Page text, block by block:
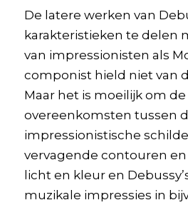
De latere werken van
karakteristieken te delen
van impressionisten als
componist hield niet van
Maar het is moeilijk om
overeenkomsten tussen
impressionistische
vervagende contouren
licht en kleur en
muzikale impressies in